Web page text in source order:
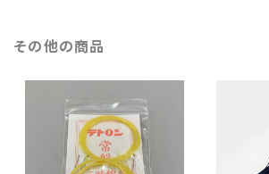
その他の商品